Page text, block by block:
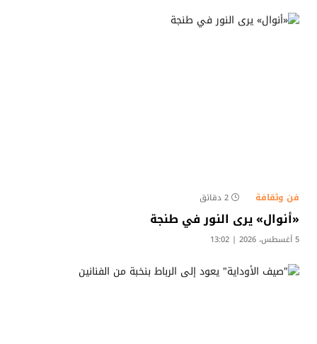
فن وثقافة 2 دقائق
«أنوال» يرى النور في طنجة
5 أغسطس، 2026 | 13:02